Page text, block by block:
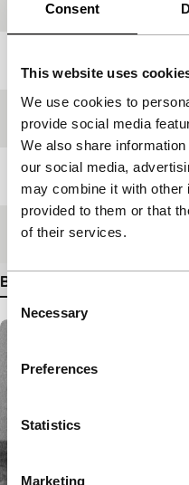
Consent
This website uses
We use cookies to
provide social media
We also share
our social media,
may combine it with other
provided to them or that
of their services.
Consent
Selection
Necessary
Preferences
Statistics
Marketing
Festivaleditie IFFR
Lengte 95'
Medium/Formaat
Bekijk meer details